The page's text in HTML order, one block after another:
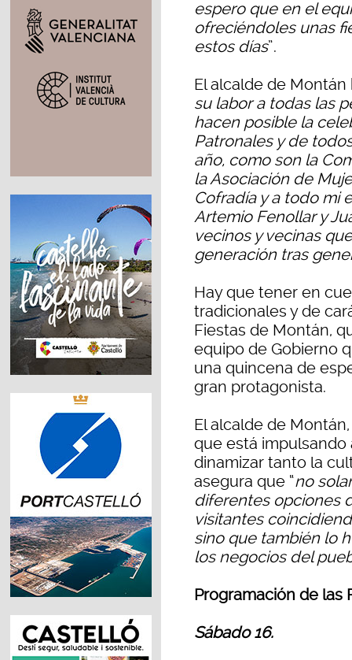
espero que en el
ofreciéndoles unas
estos días”.
El alcalde de Montán
su labor a todas las
hacen posible la
Patronales y de
año, como son la
la Asociación de
Cofradía y a todo mi
Artemio Fenollar y
vecinos y vecinas
generación tras
Hay que tener en
tradicionales y de
Fiestas de Montán,
equipo de Gobierno
una quincena de
gran protagonista.
El alcalde de
que está impulsando
dinamizar tanto la
asegura que “no
diferentes opciones
visitantes
sino que también lo
los negocios del
Programación de las
Sábado 16.